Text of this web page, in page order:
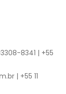
8341 | +55
| +55 11